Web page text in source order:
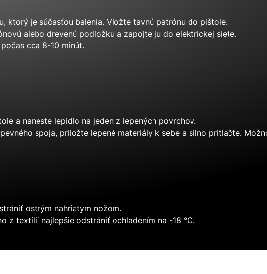
ktorý je súčasťou balenia. Vložte tavnú patrónu do pištole.
alebo drevenú podložku a zapojte ju do elektrickej siete.
cca 8-10 minút.
a naneste lepidlo na jeden z lepených povrchov.
spoja, priložte lepené materiály k sebe a silno pritlačte.
ostrým nahriatym nožom.
z textílií najlepšie odstrániť ochladením na -18 °C.